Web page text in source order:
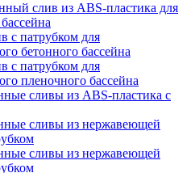
слив из ABS-пластика для
с патрубком для
бетонного бассейна
с патрубком для
пленочного бассейна
сливы из ABS-пластика с
сливы из нержавеющей
сливы из нержавеющей